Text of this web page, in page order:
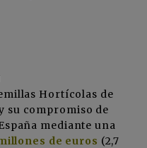
Hortícolas de
su compromiso de
mediante una
de euros (2,7